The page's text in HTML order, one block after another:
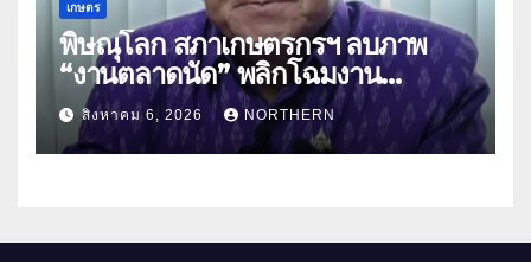
เกษตร
พิษณุโลก สภาเกษตรกรฯ ลบภาพ
“งานตลาดนัด” พลิกโฉมงาน
“เกษตรรุ่งเรืองเมืองสองแคว 69” มุ่ง
ประโยชน์เกษตรกร ดึงนวัตกรรม-จับ
คู่ธุรกิจดันสินค้าเกษตรสู่สากล (คลิป)
สิงหาคม 6, 2026 NORTHERN